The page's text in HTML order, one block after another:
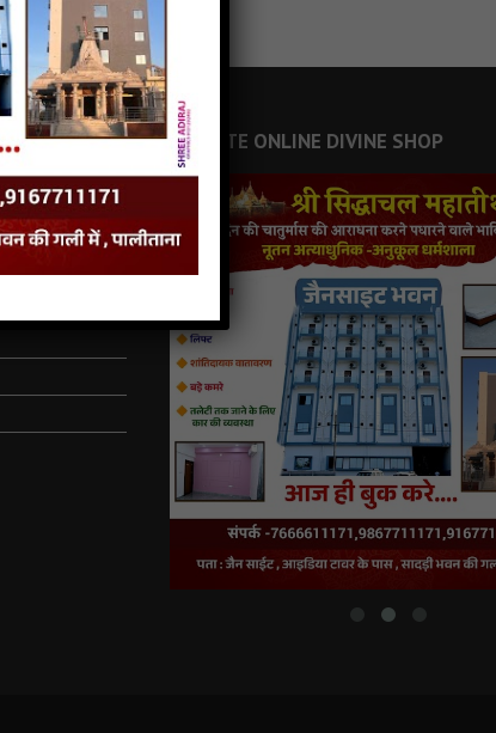
JAINSITE ONLINE DIVINE SHOP